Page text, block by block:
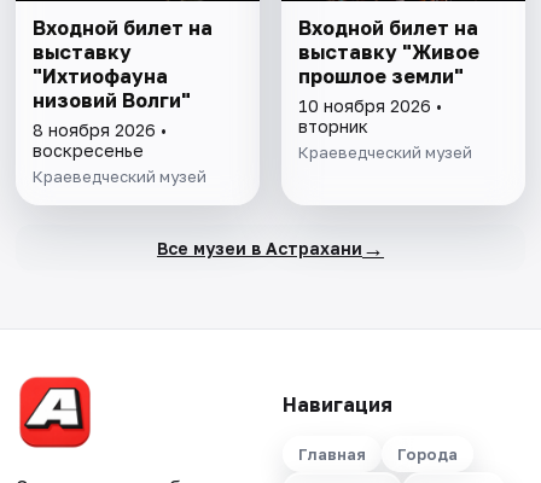
Входной билет на
выставку
"Ихтиофауна
низовий Волги"
8 ноября 2026 •
воскресенье
Краеведческий музей
Входной билет на
выставку "Живое
прошлое земли"
10 ноября 2026 •
вторник
Краеведческий музей
Все музеи в Астрахани →
Навигация
Главная
Города